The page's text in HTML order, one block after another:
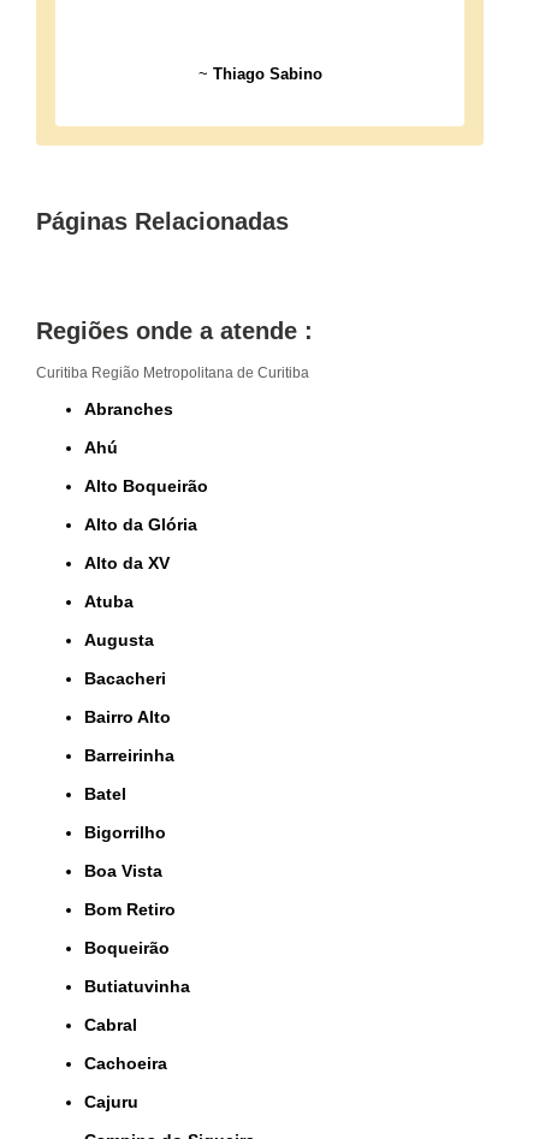
~ Thiago Sabino
Páginas Relacionadas
Regiões onde a atende :
Curitiba Região Metropolitana de Curitiba
Abranches
Ahú
Alto Boqueirão
Alto da Glória
Alto da XV
Atuba
Augusta
Bacacheri
Bairro Alto
Barreirinha
Batel
Bigorrilho
Boa Vista
Bom Retiro
Boqueirão
Butiatuvinha
Cabral
Cachoeira
Cajuru